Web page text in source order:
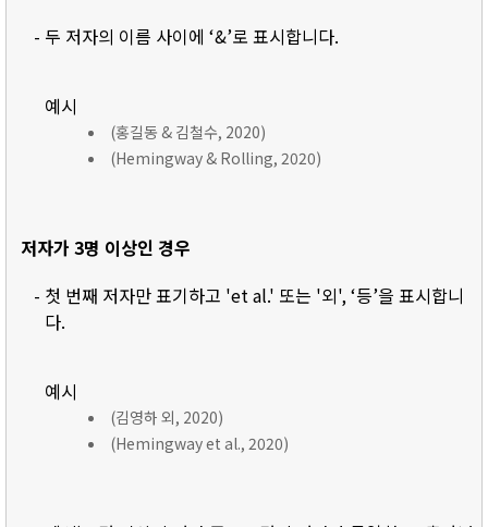
- 두 저자의 이름 사이에 ‘&’로 표시합니다.
예시
(홍길동 & 김철수, 2020)
(Hemingway & Rolling, 2020)
저자가 3명 이상인 경우
- 첫 번째 저자만 표기하고 'et al.' 또는 '외', ‘등’을 표시합니
다.
예시
(김영하 외, 2020)
(Hemingway et al., 2020)